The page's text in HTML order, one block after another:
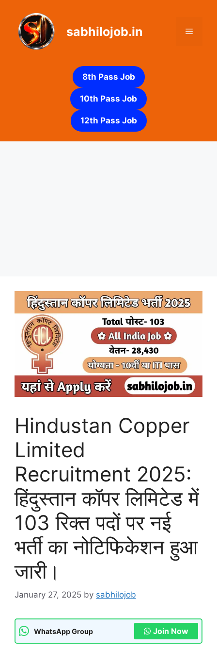
content
sabhilojob.in Menu
8th Pass Job
10th Pass Job
12th Pass Job
Hindustan Copper
Limited
Recruitment 2025:
हिंदुस्तान कॉपर लिमिटेड में
103 रिक्त पदों पर नई
भर्ती का नोटिफिकेशन हुआ
जारी।
January 27, 2025 by sabhilojob
WhatsApp Group Join Now